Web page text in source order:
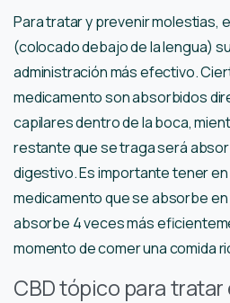
Para tratar y prevenir molestias,
(colocado debajo de la lengua)
administración más efectivo.
medicamento son absorbidos
capilares dentro de la boca,
restante que se traga será
digestivo. Es importante tener
medicamento que se absorbe
absorbe 4 veces más
momento de comer una comida
CBD tópico para tratar